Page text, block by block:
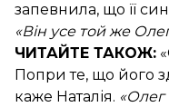
запевнила, що її
«Він усе той же
ЧИТАЙТЕ ТАКОЖ:
Попри те, що його
каже Наталія. «Олег